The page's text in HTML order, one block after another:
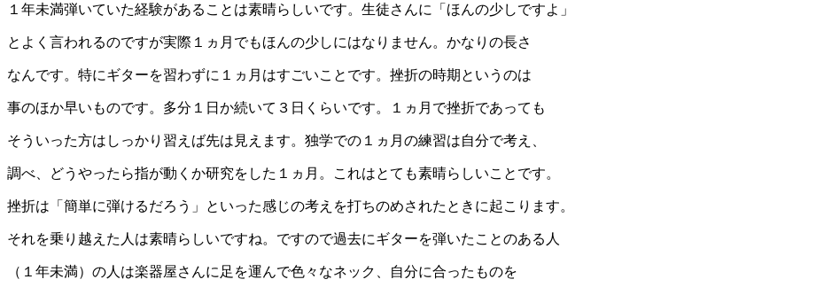
１年未満弾いていた経験があることは素晴らしいです。生徒さんに「ほんの少しですよ」
とよく言われるのですが実際１ヵ月でもほんの少しにはなりません。かなりの長さ
なんです。特にギターを習わずに１ヵ月はすごいことです。挫折の時期というのは
事のほか早いものです。多分１日か続いて３日くらいです。１ヵ月で挫折であっても
そういった方はしっかり習えば先は見えます。独学での１ヵ月の練習は自分で考え、
調べ、どうやったら指が動くか研究をした１ヵ月。これはとても素晴らしいことです。
挫折は「簡単に弾けるだろう」といった感じの考えを打ちのめされたときに起こります。
それを乗り越えた人は素晴らしいですね。ですので過去にギターを弾いたことのある人
（１年未満）の人は楽器屋さんに足を運んで色々なネック、自分に合ったものを